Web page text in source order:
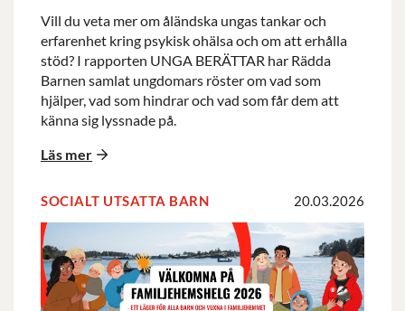
Vill du veta mer om åländska ungas tankar och
erfarenhet kring psykisk ohälsa och om att erhålla
stöd? I rapporten UNGA BERÄTTAR har Rädda
Barnen samlat ungdomars röster om vad som
hjälper, vad som hindrar och vad som får dem att
känna sig lyssnade på.
Läs mer
SOCIALT UTSATTA BARN 20.03.2026
Familjehemshelg
2026